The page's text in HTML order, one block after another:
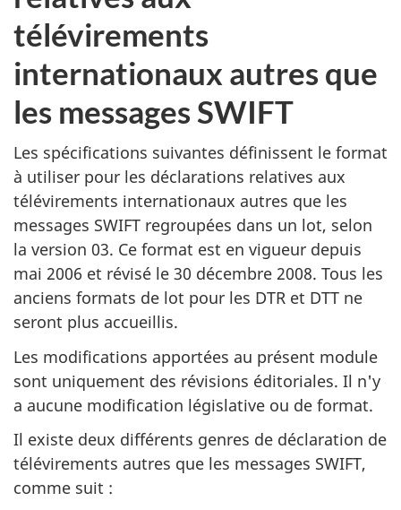
télévirements
internationaux autres que
les messages SWIFT
Les spécifications suivantes définissent le format
à utiliser pour les déclarations relatives aux
télévirements internationaux autres que les
messages SWIFT regroupées dans un lot, selon
la version 03. Ce format est en vigueur depuis
mai 2006 et révisé le 30 décembre 2008. Tous les
anciens formats de lot pour les DTR et DTT ne
seront plus accueillis.
Les modifications apportées au présent module
sont uniquement des révisions éditoriales. Il n'y
a aucune modification législative ou de format.
Il existe deux différents genres de déclaration de
télévirements autres que les messages SWIFT,
comme suit :